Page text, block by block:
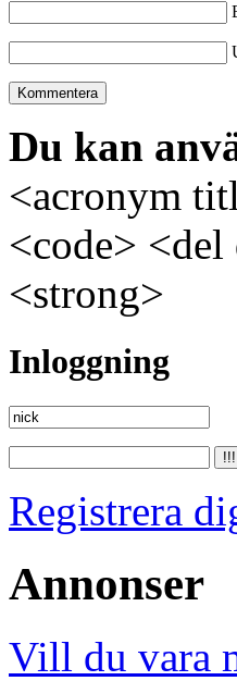
Du kan
<acronym
<code>
<strong>
Inloggning
Registrera
Annonser
Vill du vara